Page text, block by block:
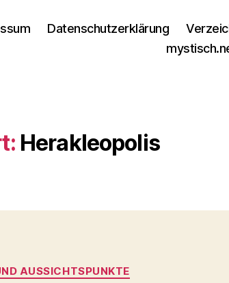
Datenschutzerklärung
Herakleopolis
Kategorien
AUSSICHTSPUNKTE